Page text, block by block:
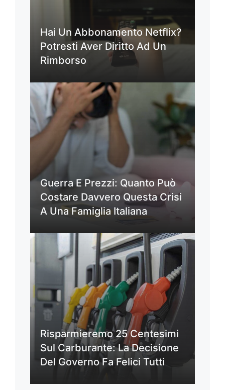
Hai Un Abbonamento Netflix?
Potresti Aver Diritto Ad Un
Rimborso
Guerra E Prezzi: Quanto Può
Costare Davvero Questa Crisi
A Una Famiglia Italiana
Risparmieremo 25 Centesimi
Sul Carburante: La Decisione
Del Governo Fa Felici Tutti